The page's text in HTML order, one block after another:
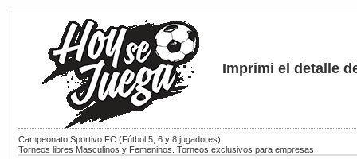
Imprimi el detalle
Campeonato Sportivo FC (Fútbol 5, 6 y 8 jugadores)
Torneos libres Masculinos y Femeninos. Torneos exclusivos para empresas